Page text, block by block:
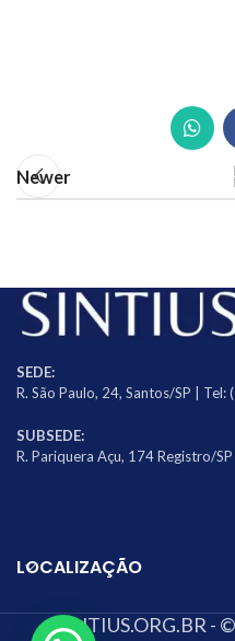
Newer
SEDE:
R. São Paulo, 24, Santos/SP |
SUBSEDE:
R. Pariquera Açu, 174 Registro/
LOCALIZAÇÃO
SINTIUS.ORG.BR -